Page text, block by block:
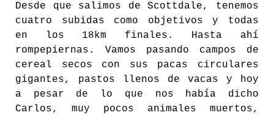
Desde que salimos de Scottdale, tenemos
cuatro subidas como objetivos y todas
en los 18km finales. Hasta ahí
rompepiernas. Vamos pasando campos de
cereal secos con sus pacas circulares
gigantes, pastos llenos de vacas y hoy
a pesar de lo que nos había dicho
Carlos, muy pocos animales muertos,